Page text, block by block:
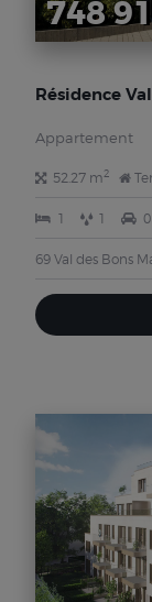
748
Résidence
Appartement
52.27 m2
1 1 0
69 Val des Bons